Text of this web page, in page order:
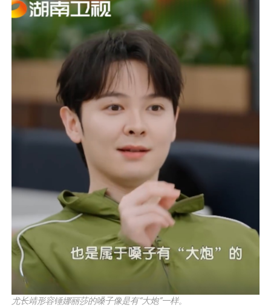
尤长靖形容锤娜丽莎的嗓子像是有“大炮”一样。